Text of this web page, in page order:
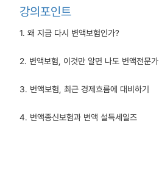
강의포인트
1. 왜 지금 다시 변액보험인가?
2. 변액보험, 이것만 알면 나도 변액전문가
3. 변액보험, 최근 경제흐름에 대비하기
4. 변액종신보험과 변액 설득세일즈